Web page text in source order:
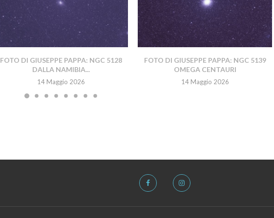
FOTO DI GIUSEPPE PAPPA: NGC 5128
DALLA NAMIBIA...
14 Maggio 2026
FOTO DI GIUSEPPE PAPPA: NGC 5139
OMEGA CENTAURI
14 Maggio 2026